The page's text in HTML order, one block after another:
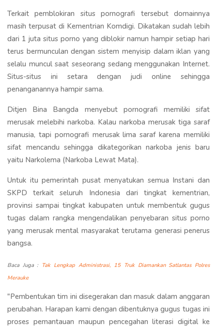
Terkait pemblokiran situs pornografi tersebut domainnya
masih terpusat di Kementrian Komdigi. Dikatakan sudah lebih
dari 1 juta situs porno yang diblokir namun hampir setiap hari
terus bermunculan dengan sistem menyisip dalam iklan yang
selalu muncul saat seseorang sedang menggunakan Internet.
Situs-situs ini setara dengan judi online sehingga
penanganannya hampir sama.
Ditjen Bina Bangda menyebut pornografi memiliki sifat
merusak melebihi narkoba. Kalau narkoba merusak tiga saraf
manusia, tapi pornografi merusak lima saraf karena memiliki
sifat mencandu sehingga dikategorikan narkoba jenis baru
yaitu Narkolema (Narkoba Lewat Mata).
Untuk itu pemerintah pusat menyatukan semua Instani dan
SKPD terkait seluruh Indonesia dari tingkat kementrian,
provinsi sampai tingkat kabupaten untuk membentuk gugus
tugas dalam rangka mengendalikan penyebaran situs porno
yang merusak mental masyarakat terutama generasi penerus
bangsa.
Baca Juga : Tak Lengkap Administrasi, 15 Truk Diamankan Satlantas Polres
Merauke
"Pembentukan tim ini disegerakan dan masuk dalam anggaran
perubahan. Harapan kami dengan dibentuknya gugus tugas ini
proses pemantauan maupun pencegahan literasi digital ke